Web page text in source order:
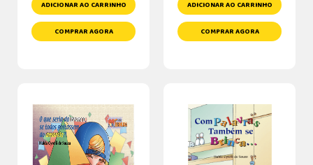
ADICIONAR AO CARRINHO
COMPRAR AGORA
ADICIONAR AO CARRINHO
COMPRAR AGORA